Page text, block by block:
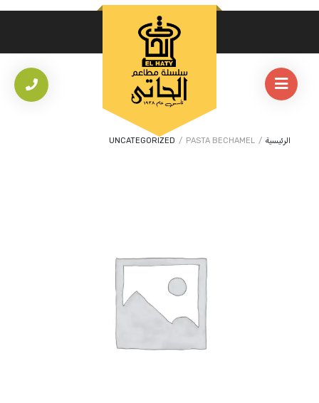
الرئيسية /
UNCATEGORIZED / PASTA BECHAMEL